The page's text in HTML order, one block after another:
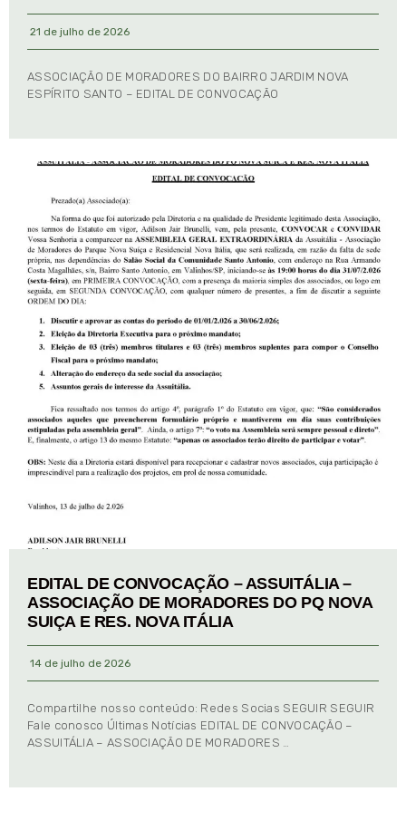
21 de julho de 2026
ASSOCIAÇÃO DE MORADORES DO BAIRRO JARDIM NOVA
ESPÍRITO SANTO – EDITAL DE CONVOCAÇÃO
EDITAL DE CONVOCAÇÃO – ASSUITÁLIA –
ASSOCIAÇÃO DE MORADORES DO PQ NOVA
SUIÇA E RES. NOVA ITÁLIA
14 de julho de 2026
Compartilhe nosso conteúdo: Redes Socias SEGUIR SEGUIR
Fale conosco Últimas Notícias EDITAL DE CONVOCAÇÃO –
ASSUITÁLIA – ASSOCIAÇÃO DE MORADORES …